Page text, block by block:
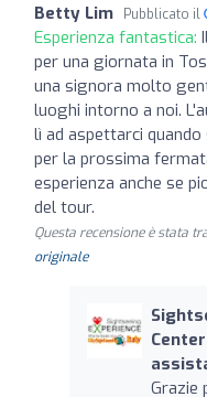
Betty Lim Pubblicato il
Esperienza fantastica:
per una giornata in
una signora molto
luoghi intorno a noi.
lì ad aspettarci
per la prossima
esperienza anche se
del tour.
Questa recensione è stata
originale
Grazie